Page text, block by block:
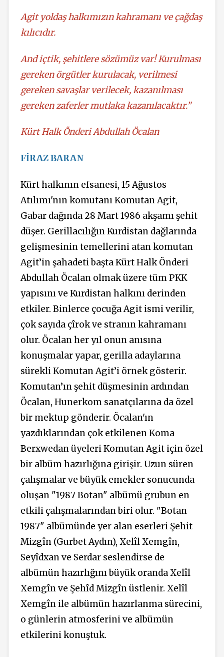
Agit yoldaş halkımızın kahramanı ve çağdaş
kılıcıdır.
And içtik, şehitlere sözümüz var! Kurulması
gereken örgütler kurulacak, verilmesi
gereken savaşlar verilecek, kazanılması
gereken zaferler mutlaka kazanılacaktır.”
Kürt Halk Önderi Abdullah Öcalan
FİRAZ BARAN
Kürt halkının efsanesi, 15 Ağustos
Atılımı'nın komutanı Komutan Agit,
Gabar dağında 28 Mart 1986 akşamı şehit
düşer. Gerillacılığın Kurdistan dağlarında
gelişmesinin temellerini atan komutan
Agit’in şahadeti başta Kürt Halk Önderi
Abdullah Öcalan olmak üzere tüm PKK
yapısını ve Kurdistan halkını derinden
etkiler. Binlerce çocuğa Agit ismi verilir,
çok sayıda çîrok ve stranın kahramanı
olur. Öcalan her yıl onun anısına
konuşmalar yapar, gerilla adaylarına
sürekli Komutan Agit’i örnek gösterir.
Komutan’ın şehit düşmesinin ardından
Öcalan, Hunerkom sanatçılarına da özel
bir mektup gönderir. Öcalan'ın
yazdıklarından çok etkilenen Koma
Berxwedan üyeleri Komutan Agit için özel
bir albüm hazırlığına girişir. Uzun süren
çalışmalar ve büyük emekler sonucunda
oluşan "1987 Botan" albümü grubun en
etkili çalışmalarından biri olur. "Botan
1987" albümünde yer alan eserleri Şehit
Mizgîn (Gurbet Aydın), Xelîl Xemgîn,
Seyîdxan ve Serdar seslendirse de
albümün hazırlığını büyük oranda Xelîl
Xemgîn ve Şehîd Mizgîn üstlenir. Xelîl
Xemgîn ile albümün hazırlanma sürecini,
o günlerin atmosferini ve albümün
etkilerini konuştuk.